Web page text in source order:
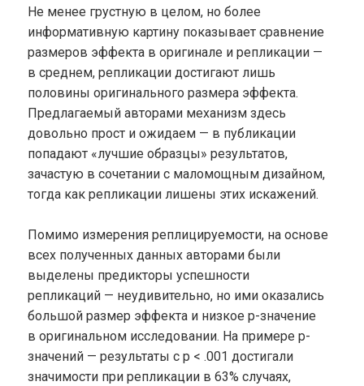
Не менее грустную в целом, но более
информативную картину показывает сравнение
размеров эффекта в оригинале и репликации —
в среднем, репликации достигают лишь
половины оригинального размера эффекта.
Предлагаемый авторами механизм здесь
довольно прост и ожидаем — в публикации
попадают «лучшие образцы» результатов,
зачастую в сочетании с маломощным дизайном,
тогда как репликации лишены этих искажений.
Помимо измерения реплицируемости, на основе
всех полученных данных авторами были
выделены предикторы успешности
репликаций — неудивительно, но ими оказались
большой размер эффекта и низкое p-значение
в оригинальном исследовании. На примере p-
значений — результаты с p < .001 достигали
значимости при репликации в 63% случаях,